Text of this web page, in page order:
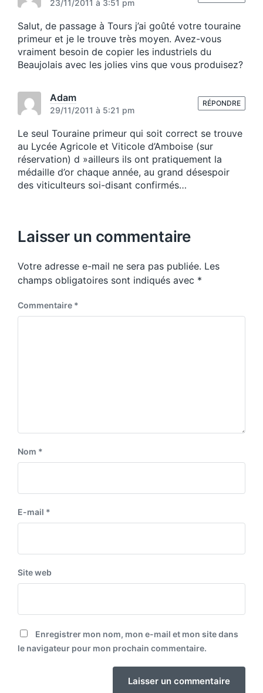
23/11/2011 à 3:51 pm
Salut, de passage à Tours j’ai goûté votre touraine
primeur et je le trouve très moyen. Avez-vous
vraiment besoin de copier les industriels du
Beaujolais avec les jolies vins que vous produisez?
Adam
29/11/2011 à 5:21 pm
Le seul Touraine primeur qui soit correct se trouve
au Lycée Agricole et Viticole d’Amboise (sur
réservation) d »ailleurs ils ont pratiquement la
médaille d’or chaque année, au grand désespoir
des viticulteurs soi-disant confirmés…
RÉPONDRE
Laisser un commentaire
Votre adresse e-mail ne sera pas publiée. Les
champs obligatoires sont indiqués avec *
Commentaire *
Nom *
E-mail *
Site web
Enregistrer mon nom, mon e-mail et mon site dans
le navigateur pour mon prochain commentaire.